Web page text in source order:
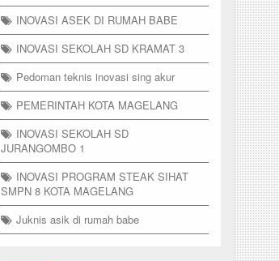
INOVASI ASEK DI RUMAH BABE
INOVASI SEKOLAH SD KRAMAT 3
Pedoman teknis inovasi sing akur
PEMERINTAH KOTA MAGELANG
INOVASI SEKOLAH SD
JURANGOMBO 1
INOVASI PROGRAM STEAK SIHAT
SMPN 8 KOTA MAGELANG
Juknis asik di rumah babe